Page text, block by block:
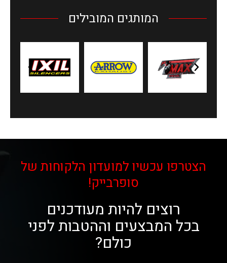
המותגים המובילים
הצטרפו עכשיו למועדון הלקוחות של
סופרבייק!
רוצים להיות מעודכנים
בכל המבצעים וההטבות לפני
כולם?